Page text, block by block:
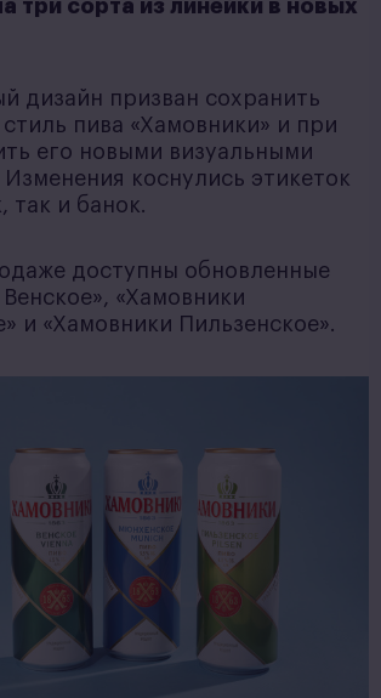
три сорта из линейки в новых
дизайн призван сохранить
пива «Хамовники» и при
его новыми визуальными
коснулись этикеток
так и банок.
доступны обновленные
«Хамовники
и «Хамовники Пильзенское».